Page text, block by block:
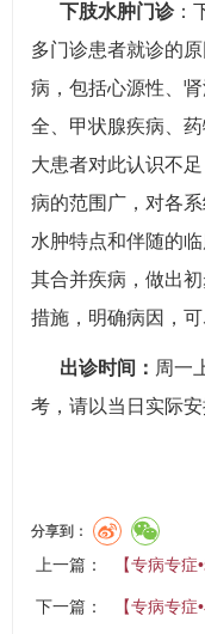
下肢水肿门诊：
多门诊患者就诊的
病，包括心源性、
全、甲状腺疾病、
大患者对此认识不
病的范围广，对各
水肿特点和伴随的
其合并疾病，做出
措施，明确病因，可
出诊时间： 周一
考，请以当日实际
分享到：
上一篇： 【专病专
下一篇： 【专病专